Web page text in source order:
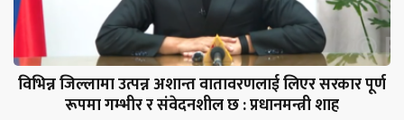
विभिन्न जिल्लामा उत्पन्न अशान्त वातावरणलाई लिएर सरकार पूर्ण
रूपमा गम्भीर र संवेदनशील छ : प्रधानमन्त्री शाह